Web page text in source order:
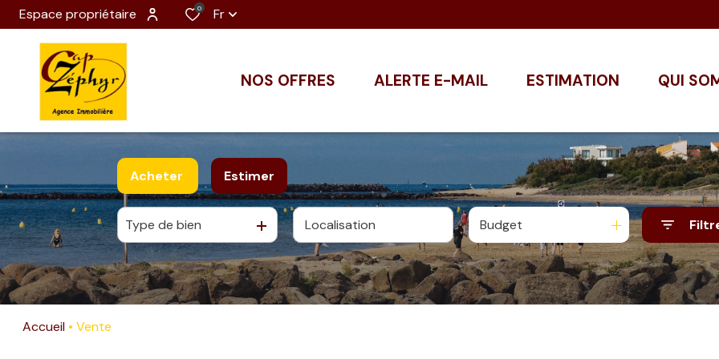
Espace propriétaire 0 Fr
NOS OFFRES ALERTE E-MAIL ESTIMATION QUI
Acheter
De l'ancien
Estimer
Type de bien Budget
Accueil Vente